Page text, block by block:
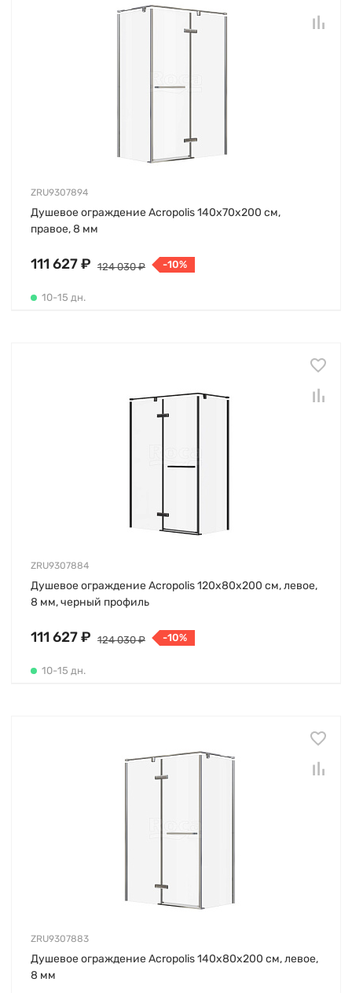
ZRU9307894
Душевое ограждение Acropolis 140х70х200 см,
правое, 8 мм
111 627 ₽ 124 030 ₽ -10%
10-15 дн.
ZRU9307884
Душевое ограждение Acropolis 120х80х200 см, левое,
8 мм, черный профиль
111 627 ₽ 124 030 ₽ -10%
10-15 дн.
ZRU9307883
Душевое ограждение Acropolis 140х80х200 см, левое,
8 мм